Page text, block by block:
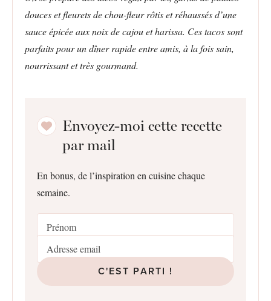
douces et fleurets de chou-fleur rôtis et réhaussés d’une
sauce épicée aux noix de cajou et harissa. Ces tacos sont
parfaits pour un dîner rapide entre amis, à la fois sain,
nourrissant et très gourmand.
Envoyez-moi cette recette
par mail
En bonus, de l’inspiration en cuisine chaque
semaine.
C'EST PARTI !